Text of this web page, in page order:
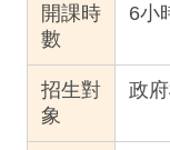
開課時
數
6小
招生對
象
政